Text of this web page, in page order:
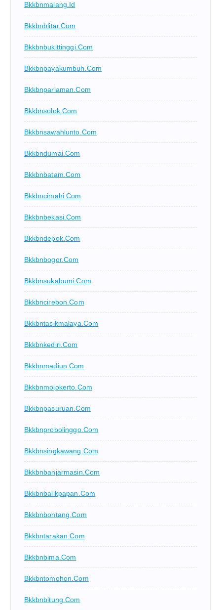
Bkkbnmalang.id
Bkkbnblitar.com
Bkkbnbukittinggi.com
Bkkbnpayakumbuh.com
Bkkbnpariaman.com
Bkkbnsolok.com
Bkkbnsawahlunto.com
Bkkbndumai.com
Bkkbnbatam.com
Bkkbncimahi.com
Bkkbnbekasi.com
Bkkbndepok.com
Bkkbnbogor.com
Bkkbnsukabumi.com
Bkkbncirebon.com
Bkkbntasikmalaya.com
Bkkbnkediri.com
Bkkbnmadiun.com
Bkkbnmojokerto.com
Bkkbnpasuruan.com
Bkkbnprobolinggo.com
Bkkbnsingkawang.com
Bkkbnbanjarmasin.com
Bkkbnbalikpapan.com
Bkkbnbontang.com
Bkkbntarakan.com
Bkkbnbima.com
Bkkbntomohon.com
Bkkbnbitung.com